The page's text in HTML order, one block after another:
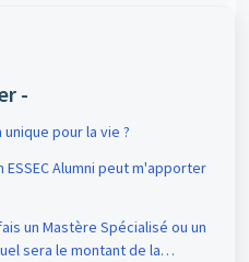
-
pour la vie ?
Alumni peut m'apporter
un Mastère Spécialisé ou un
sera le montant de la